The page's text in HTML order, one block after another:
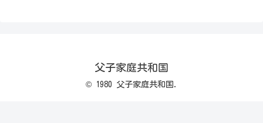
父子家庭共和国
© 1980 父子家庭共和国.